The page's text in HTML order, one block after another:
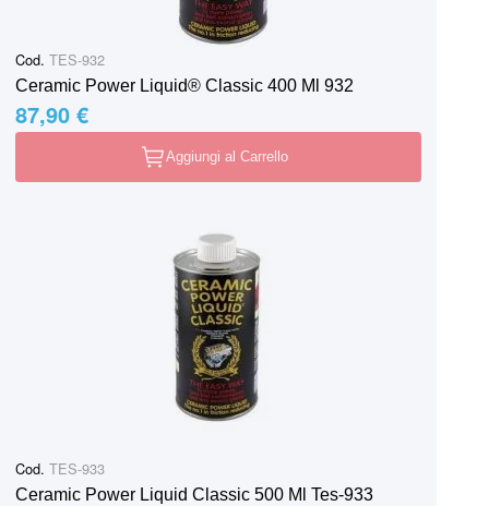
Cod. TES-932
Ceramic Power Liquid® Classic 400 Ml 932
87,90 €
Aggiungi al Carrello
Cod. TES-933
Ceramic Power Liquid Classic 500 Ml Tes-933